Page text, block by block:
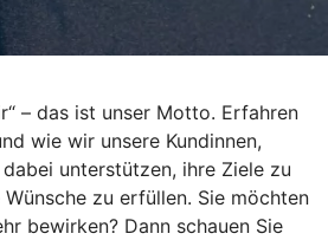
– das ist unser Motto. Erfahren
wie wir unsere Kundinnen,
unterstützen, ihre Ziele zu
zu erfüllen. Sie möchten
bewirken? Dann schauen Sie